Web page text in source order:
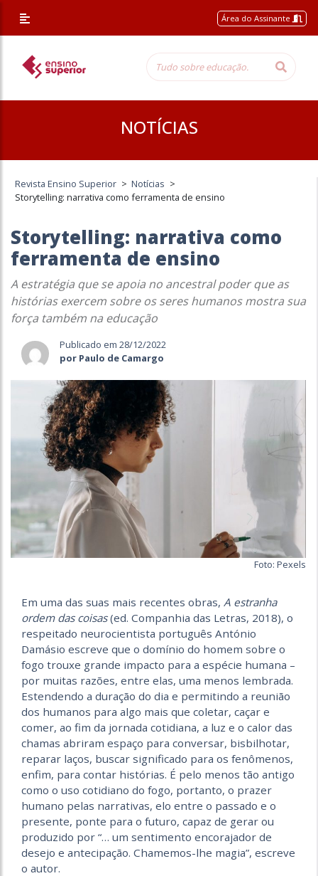
Área do Assinante
NOTÍCIAS
Revista Ensino Superior > Notícias >
Storytelling: narrativa como ferramenta de ensino
Storytelling: narrativa como
ferramenta de ensino
A estratégia que se apoia no ancestral poder que as
histórias exercem sobre os seres humanos mostra sua
força também na educação
Publicado em 28/12/2022
por Paulo de Camargo
Foto: Pexels
Em uma das suas mais recentes obras, A estranha
ordem das coisas(ed. Companhia das Letras, 2018), o
respeitado neurocientista português António
Damásio escreve que o domínio do homem sobre o
fogo trouxe grande impacto para a espécie humana –
por muitas razões, entre elas, uma menos lembrada.
Estendendo a duração do dia e permitindo a reunião
dos humanos para algo mais que coletar, caçar e
comer, ao fim da jornada cotidiana, a luz e o calor das
chamas abriram espaço para conversar, bisbilhotar,
reparar laços, buscar significado para os fenômenos,
enfim, para contar histórias. É pelo menos tão antigo
como o uso cotidiano do fogo, portanto, o prazer
humano pelas narrativas, elo entre o passado e o
presente, ponte para o futuro, capaz de gerar ou
produzido por “… um sentimento encorajador de
desejo e antecipação. Chamemos-lhe magia”, escreve
o autor.